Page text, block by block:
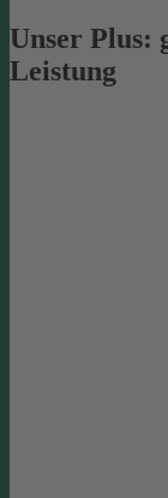
Unser Plus:
Leistung